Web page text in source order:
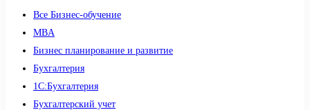
Все Бизнес-обучение
MBA
Бизнес планирование и развитие
Бухгалтерия
1C:Бухгалтерия
Бухгалтерский учет